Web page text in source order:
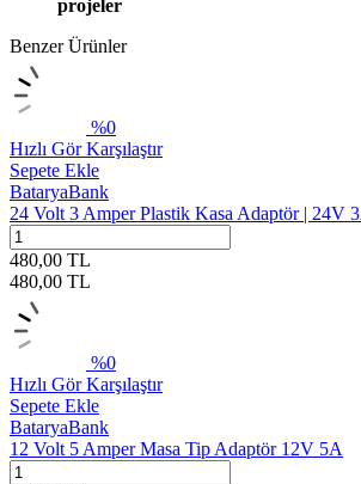
projeler
Benzer Ürünler
%0
Hızlı GörKarşılaştır
Sepete Ekle
BataryaBank
24 Volt 3 Amper Plastik Kasa Adaptör | 24V
480,00 TL
480,00 TL
%0
Hızlı GörKarşılaştır
Sepete Ekle
BataryaBank
12 Volt 5 Amper Masa Tip Adaptör 12V 5A